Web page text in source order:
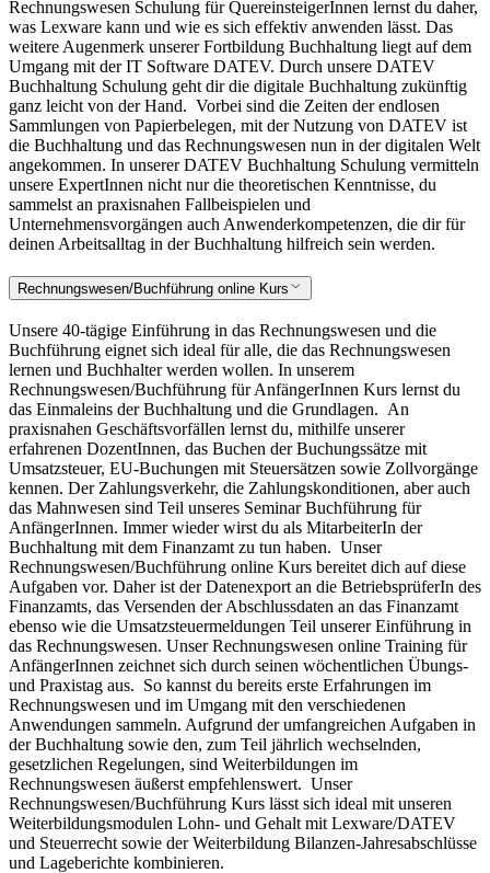
Rechnungswesen Schulung für QuereinsteigerInnen lernst du daher,
was Lexware kann und wie es sich effektiv anwenden lässt. Das
weitere Augenmerk unserer Fortbildung Buchhaltung liegt auf dem
Umgang mit der IT Software DATEV. Durch unsere DATEV
Buchhaltung Schulung geht dir die digitale Buchhaltung zukünftig
ganz leicht von der Hand. Vorbei sind die Zeiten der endlosen
Sammlungen von Papierbelegen, mit der Nutzung von DATEV ist
die Buchhaltung und das Rechnungswesen nun in der digitalen Welt
angekommen. In unserer DATEV Buchhaltung Schulung vermitteln
unsere ExpertInnen nicht nur die theoretischen Kenntnisse, du
sammelst an praxisnahen Fallbeispielen und
Unternehmensvorgängen auch Anwenderkompetenzen, die dir für
deinen Arbeitsalltag in der Buchhaltung hilfreich sein werden.
Rechnungswesen/Buchführung online Kurs
Unsere 40-tägige Einführung in das Rechnungswesen und die
Buchführung eignet sich ideal für alle, die das Rechnungswesen
lernen und Buchhalter werden wollen. In unserem
Rechnungswesen/Buchführung für AnfängerInnen Kurs lernst du
das Einmaleins der Buchhaltung und die Grundlagen. An
praxisnahen Geschäftsvorfällen lernst du, mithilfe unserer
erfahrenen DozentInnen, das Buchen der Buchungssätze mit
Umsatzsteuer, EU-Buchungen mit Steuersätzen sowie Zollvorgänge
kennen. Der Zahlungsverkehr, die Zahlungskonditionen, aber auch
das Mahnwesen sind Teil unseres Seminar Buchführung für
AnfängerInnen. Immer wieder wirst du als MitarbeiterIn der
Buchhaltung mit dem Finanzamt zu tun haben. Unser
Rechnungswesen/Buchführung online Kurs bereitet dich auf diese
Aufgaben vor. Daher ist der Datenexport an die BetriebsprüferIn des
Finanzamts, das Versenden der Abschlussdaten an das Finanzamt
ebenso wie die Umsatzsteuermeldungen Teil unserer Einführung in
das Rechnungswesen. Unser Rechnungswesen online Training für
AnfängerInnen zeichnet sich durch seinen wöchentlichen Übungs-
und Praxistag aus. So kannst du bereits erste Erfahrungen im
Rechnungswesen und im Umgang mit den verschiedenen
Anwendungen sammeln. Aufgrund der umfangreichen Aufgaben in
der Buchhaltung sowie den, zum Teil jährlich wechselnden,
gesetzlichen Regelungen, sind Weiterbildungen im
Rechnungswesen äußerst empfehlenswert. Unser
Rechnungswesen/Buchführung Kurs lässt sich ideal mit unseren
Weiterbildungsmodulen Lohn- und Gehalt mit Lexware/DATEV
und Steuerrecht sowie der Weiterbildung Bilanzen-Jahresabschlüsse
und Lageberichte kombinieren.